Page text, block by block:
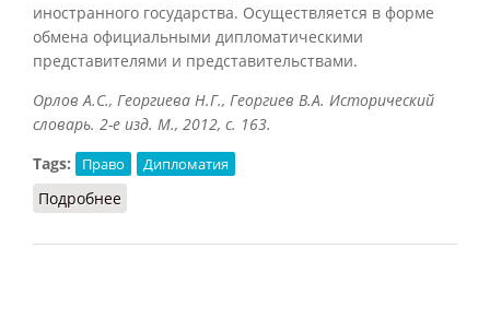
иностранного государства. Осуществляется в форме
обмена официальными дипломатическими
представителями и представительствами.
Орлов А.С., Георгиева Н.Г., Георгиев В.А. Исторический
словарь. 2-е изд. М., 2012, с. 163.
Tags:
Право Дипломатия
Подробнее